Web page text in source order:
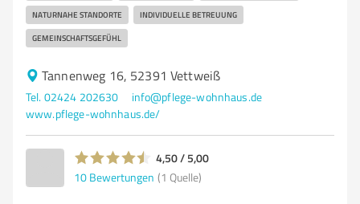
NATURNAHE STANDORTE INDIVIDUELLE BETREUUNG
GEMEINSCHAFTSGEFÜHL
Tannenweg 16, 52391 Vettweiß
Tel. 02424 202630
info@pflege-wohnhaus.de
www.pflege-wohnhaus.de/
4,50 / 5,00
10 Bewertungen (1 Quelle)